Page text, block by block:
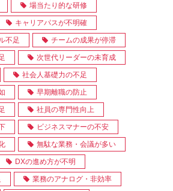
場当たり的な研修
キャリアパスが不明確
不足 チームの成果が停滞
次世代リーダーの未育成
社会人基礎力の不足
早期離職の防止
社員の専門性向上
ビジネスマナーの不安
無駄な業務・会議が多い
DXの進め方が不明
業務のアナログ・非効率